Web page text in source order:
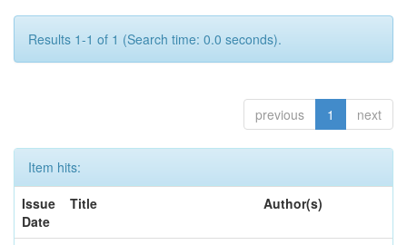
Results 1-1 of 1 (Search time: 0.0 seconds).
previous 1 next
Item hits:
Issue
Date
Title Author(s)